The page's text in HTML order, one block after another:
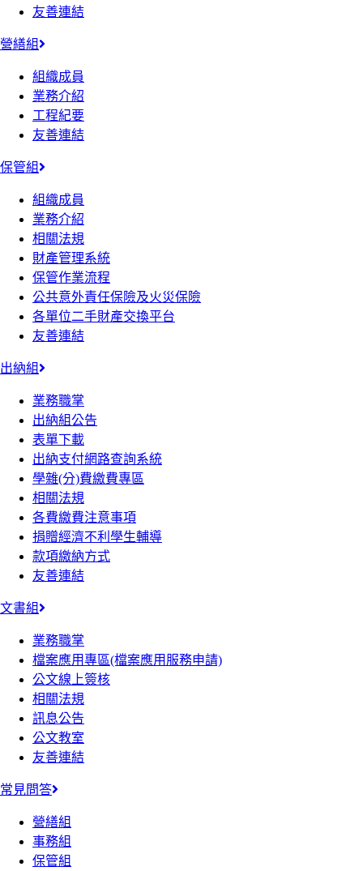
友善連結
營繕組
組織成員
業務介紹
工程紀要
友善連結
保管組
組織成員
業務介紹
相關法規
財產管理系統
保管作業流程
公共意外責任保險及火災保險
各單位二手財產交換平台
友善連結
出納組
業務職掌
出納組公告
表單下載
出納支付網路查詢系統
學雜(分)費繳費專區
相關法規
各費繳費注意事項
捐贈經濟不利學生輔導
款項繳納方式
友善連結
文書組
業務職掌
檔案應用專區(檔案應用服務申請)
公文線上簽核
相關法規
訊息公告
公文教室
友善連結
常見問答
營繕組
事務組
保管組